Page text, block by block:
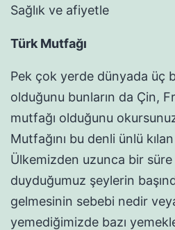
Sağlık ve afiyetle
Türk Mutfağı
Pek çok yerde dünyada üç
olduğunu bunların da Çin,
mutfağı olduğunu
Mutfağını bu denli ünlü
Ülkemizden uzunca bir süre
duyduğumuz şeylerin
gelmesinin sebebi nedir
yemediğimizde bazı